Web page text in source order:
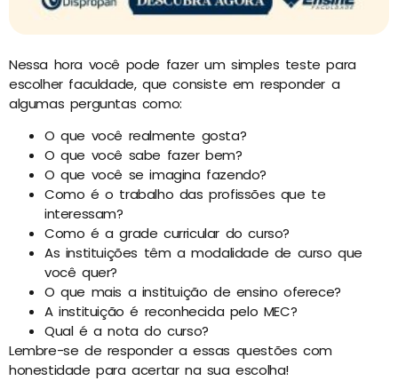
Nessa hora você pode fazer um simples teste para
escolher faculdade, que consiste em responder a
algumas perguntas como:
O que você realmente gosta?
O que você sabe fazer bem?
O que você se imagina fazendo?
Como é o trabalho das profissões que te
interessam?
Como é a grade curricular do curso?
As instituições têm a modalidade de curso que
você quer?
O que mais a instituição de ensino oferece?
A instituição é reconhecida pelo MEC?
Qual é a nota do curso?
Lembre-se de responder a essas questões com
honestidade para acertar na sua escolha!